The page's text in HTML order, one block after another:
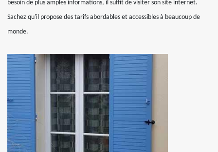
besoin de plus amples informations, il suffit de visiter son site internet.
Sachez qu'il propose des tarifs abordables et accessibles à beaucoup de
monde.